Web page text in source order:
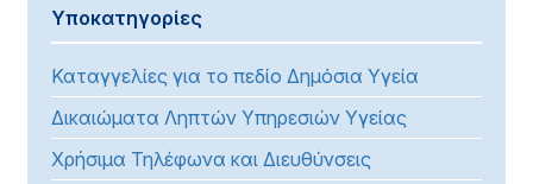
Υποκατηγορίες
Καταγγελίες για το πεδίο Δημόσια Υγεία
Δικαιώματα Ληπτών Υπηρεσιών Υγείας
Χρήσιμα Τηλέφωνα και Διευθύνσεις